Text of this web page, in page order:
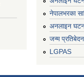
नेपालभरका
अनलाइन घटना
जन्म
LGPAS